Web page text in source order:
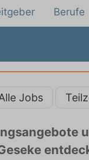
Berufe
Jobs